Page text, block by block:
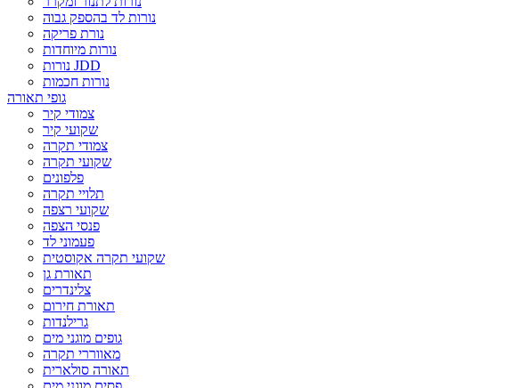
נורות לד בהספק גבוה
נורת פריקה
נורות מיוחדות
נורות JDD
נורות חכמות
גופי תאורה
צמודי קיר
שקועי קיר
צמודי תקרה
שקועי תקרה
פלפונים
תלויי תקרה
שקועי רצפה
פנסי הצפה
פעמוני לד
שקועי תקרה אקוסטית
תאורת גן
צלינדרים
תאורת חירום
גרילנדות
גופים מוגני מים
מאווררי תקרה
תאורה סולארית